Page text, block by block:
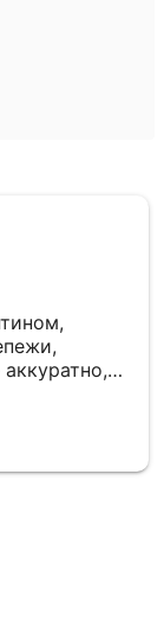
и ждут
не
найти